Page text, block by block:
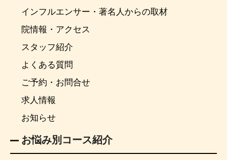
インフルエンサー・著名人からの取材
院情報・アクセス
スタッフ紹介
よくある質問
ご予約・お問合せ
求人情報
お知らせ
お悩み別コース紹介